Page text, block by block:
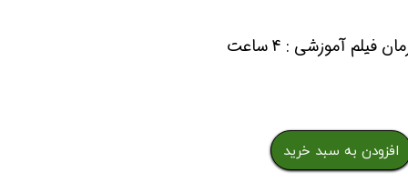
فیلم آموزشی : 4 ساعت
افزودن به سبد خرید